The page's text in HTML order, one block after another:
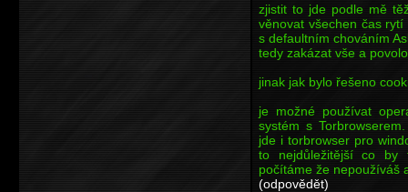
zjistit to jde podle mě
věnovat všechen čas
s defaultním chováním
tedy zakázat vše a
jinak jak bylo řešeno
je možné používat
systém s
jde i torbrowser pro
to nejdůležitější co by
počítáme že nepoužíváš
(odpovědět)